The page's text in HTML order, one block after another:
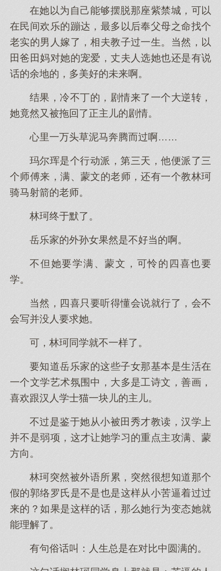
在她以为自己能够摆脱那座紫禁城，可以
在民间欢乐的蹦达，最多以后奉父母之命找个
老实的男人嫁了，相夫教子过一生。当然，以
田爸田妈对她的宠爱，丈夫人选她也还是有说
话的余地的，多美好的未来啊。
结果，冷不丁的，剧情来了一个大逆转，
她竟然又被拖回了正主儿的剧情。
心里一万头草泥马奔腾而过啊……
玛尔珲是个行动派，第三天，他便派了三
个师傅来，满、蒙文的老师，还有一个教林珂
骑马射箭的老师。
林珂终于默了。
岳乐家的外孙女果然是不好当的啊。
不但她要学满、蒙文，可怜的四喜也要
学。
当然，四喜只要听得懂会说就行了，会不
会写并没人要求她。
可，林珂同学就不一样了。
要知道岳乐家的这些子女那基本是生活在
一个文学艺术氛围中，大多是工诗文，善画，
喜欢跟汉人学士猫一块儿的主儿。
不过是鉴于她从小被田秀才教读，汉学上
并不是弱项，这才让她学习的重点主攻满、蒙
方向。
林珂突然被外语所累，突然很想知道那个
假的郭络罗氏是不是也是这样从小苦逼着过过
来的？如果是这样的话，那么她行为变态她就
能理解了。
有句俗话叫：人生总是在对比中圆满的。